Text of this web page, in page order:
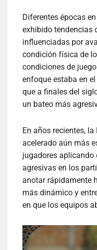
Diferentes épocas en
exhibido tendencias
influenciadas por
condición física de
condiciones de
enfoque estaba en
que a finales del
un bateo más
En años recientes,
acelerado aún más
jugadores aplicando
agresivas en los
anotar rápidamente
más dinámico y
en que los equipos